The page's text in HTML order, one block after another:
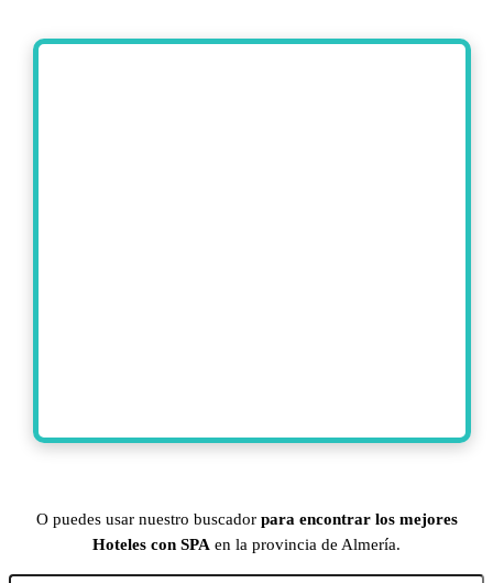
O puedes usar nuestro buscador para encontrar los mejores
Hoteles con SPA en la provincia de Almería.